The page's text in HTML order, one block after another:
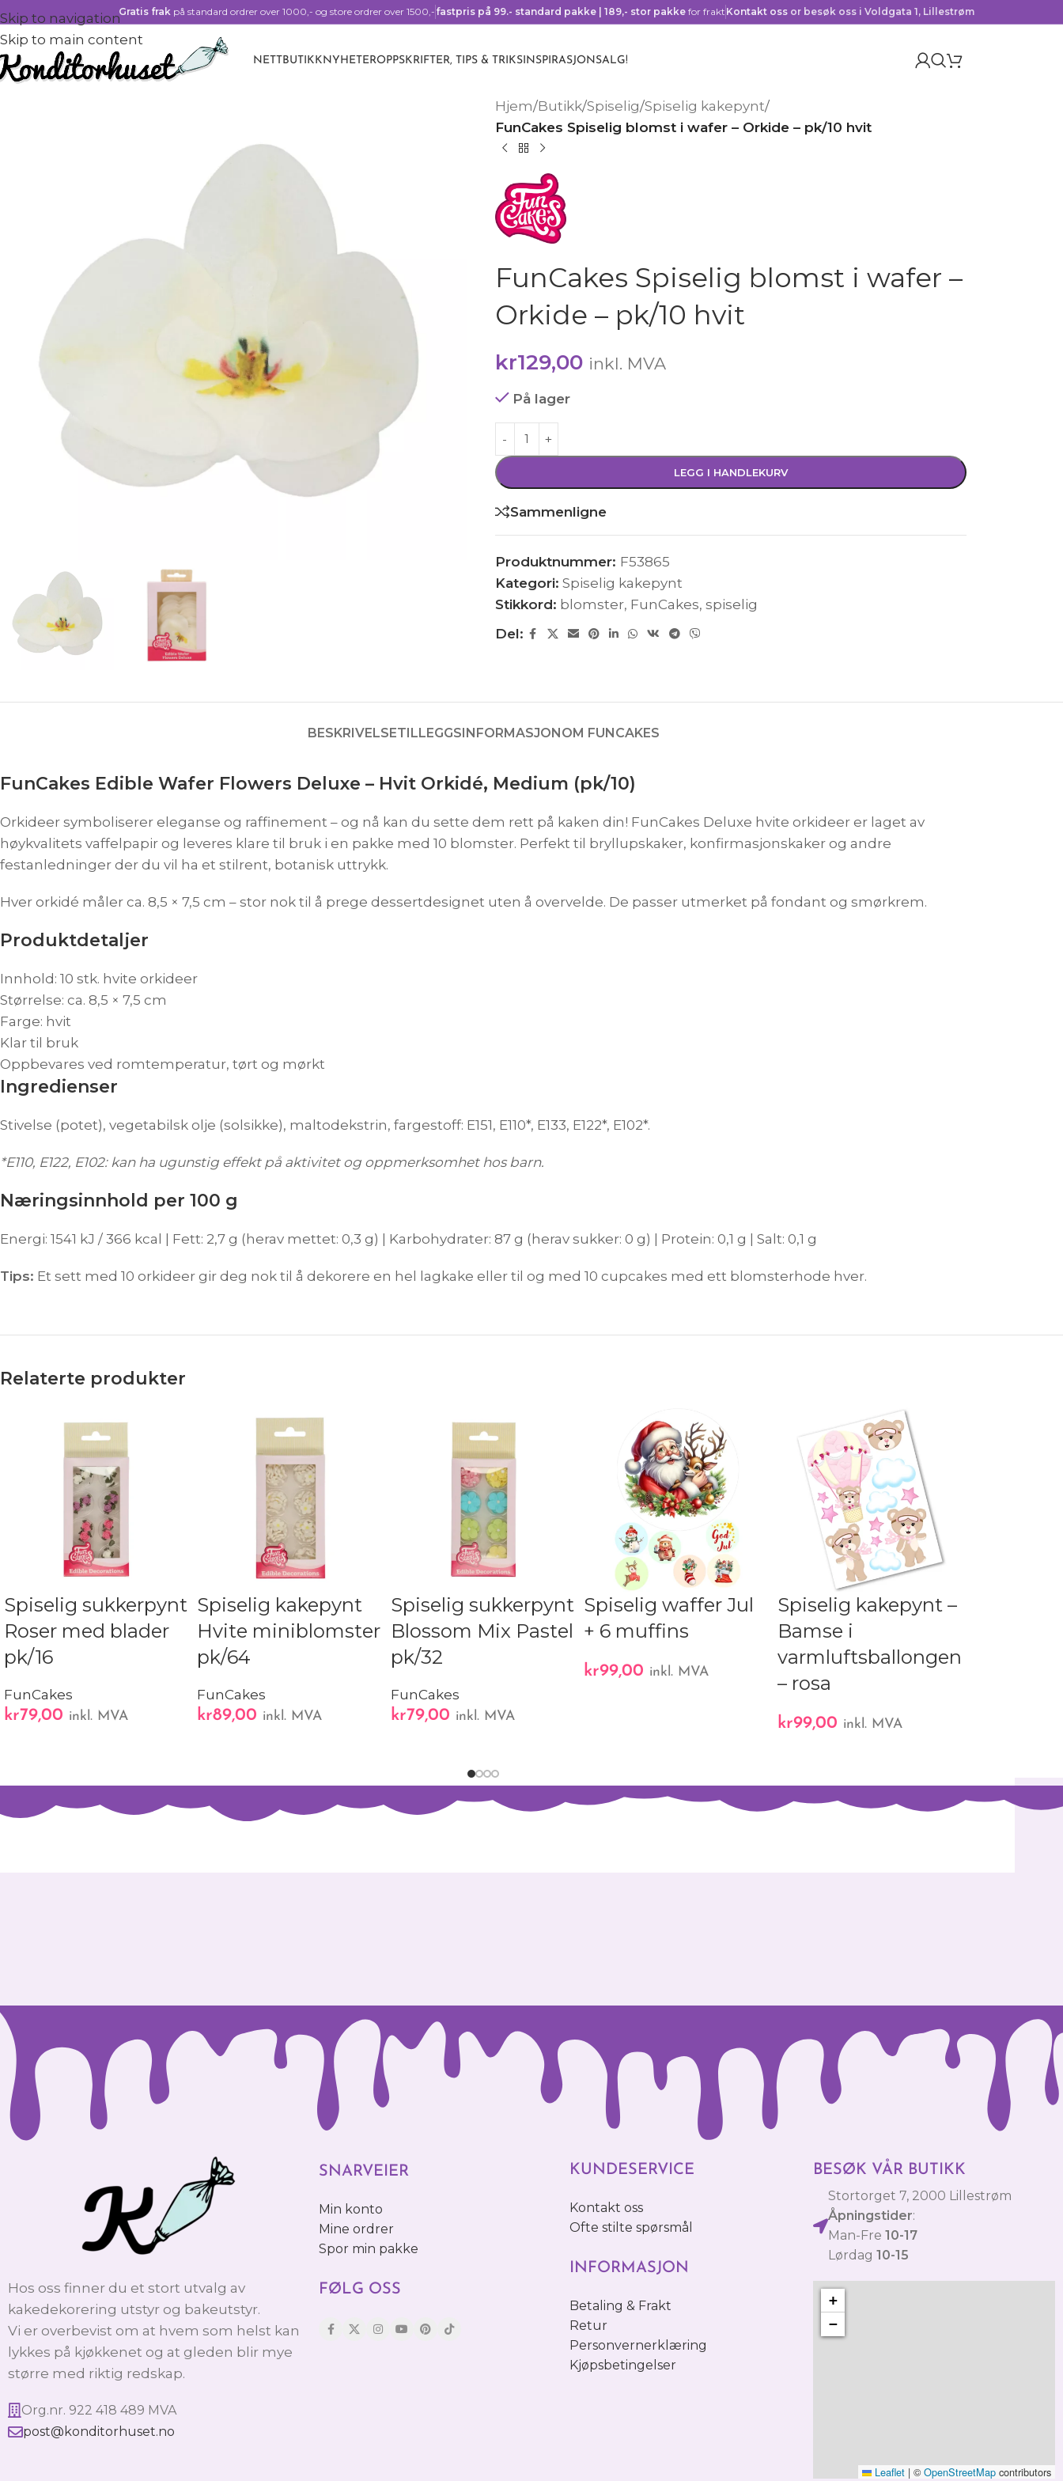
Skip to navigation
Skip to main content
Gratis frak på standard ordrer over 1000,- og store ordrer over 1500,- fastpris på 99.- standard pakke | 189,- stor pakke for frakt Kontakt oss or besøk oss i Voldgata 1, Lillestrøm
NETTBUTIKK NYHETEROPPSKRIFTER, TIPS & TRIKS INSPIRASJON SALG!
Hjem/Butikk/Spiselig/Spiselig kakepynt/
FunCakes Spiselig blomst i wafer – Orkide – pk/10 hvit
FunCakes Spiselig blomst i wafer –
Orkide – pk/10 hvit
kr129,00 inkl. MVA
På lager
LEGG I HANDLEKURV
Sammenligne
Produktnummer: F53865
Kategori: Spiselig kakepynt
Stikkord: blomster, FunCakes, spiselig
Del:
BESKRIVELSETILLEGGSINFORMASJONOM FUNCAKES
FunCakes Edible Wafer Flowers Deluxe – Hvit Orkidé, Medium (pk/10)
Orkideer symboliserer eleganse og raffinement – og nå kan du sette dem rett på kaken din! FunCakes Deluxe hvite orkideer er laget av
høykvalitets vaffelpapir og leveres klare til bruk i en pakke med 10 blomster. Perfekt til bryllupskaker, konfirmasjonskaker og andre
festanledninger der du vil ha et stilrent, botanisk uttrykk.
Hver orkidé måler ca. 8,5 × 7,5 cm – stor nok til å prege dessertdesignet uten å overvelde. De passer utmerket på fondant og smørkrem.
Produktdetaljer
Innhold: 10 stk. hvite orkideer
Størrelse: ca. 8,5 × 7,5 cm
Farge: hvit
Klar til bruk
Oppbevares ved romtemperatur, tørt og mørkt
Ingredienser
Stivelse (potet), vegetabilsk olje (solsikke), maltodekstrin, fargestoff: E151, E110*, E133, E122*, E102*.
*E110, E122, E102: kan ha ugunstig effekt på aktivitet og oppmerksomhet hos barn.
Næringsinnhold per 100 g
Energi: 1541 kJ / 366 kcal | Fett: 2,7 g (herav mettet: 0,3 g) | Karbohydrater: 87 g (herav sukker: 0 g) | Protein: 0,1 g | Salt: 0,1 g
Tips: Et sett med 10 orkideer gir deg nok til å dekorere en hel lagkake eller til og med 10 cupcakes med ett blomsterhode hver.
Relaterte produkter
Spiselig sukkerpynt
Roser med blader
pk/16
FunCakes
kr79,00 inkl. MVA
Spiselig kakepynt
Hvite miniblomster
pk/64
FunCakes
kr89,00 inkl. MVA
Spiselig sukkerpynt
Blossom Mix Pastel
pk/32
FunCakes
kr79,00 inkl. MVA
Spiselig waffer Jul
+ 6 muffins
kr99,00 inkl. MVA
Spiselig kakepynt –
Bamse i
varmluftsballongen
– rosa
kr99,00 inkl. MVA
Hos oss finner du et stort utvalg av
kakedekorering utstyr og bakeutstyr.
Vi er overbevist om at hvem som helst kan
lykkes på kjøkkenet og at gleden blir mye
større med riktig redskap.
Org.nr. 922 418 489 MVA
post@konditorhuset.no
SNARVEIER
Min konto
Mine ordrer
Spor min pakke
FØLG OSS
KUNDESERVICE
Kontakt oss
Ofte stilte spørsmål
INFORMASJON
Betaling & Frakt
Retur
Personvernerklæring
Kjøpsbetingelser
BESØK VÅR BUTIKK
Stortorget 7, 2000 Lillestrøm
Åpningstider:
Man-Fre 10-17
Lørdag 10-15
+
−
Leaflet | © OpenStreetMapcontributors